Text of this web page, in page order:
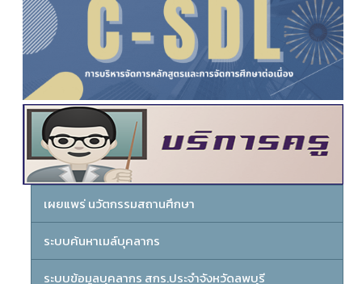
เผยแพร่ นวัตกรรมสถานศึกษา
ระบบค้นหาเมล์บุคลากร
ระบบข้อมูลบุคลากร สกร.ประจำจังหวัดลพบุรี